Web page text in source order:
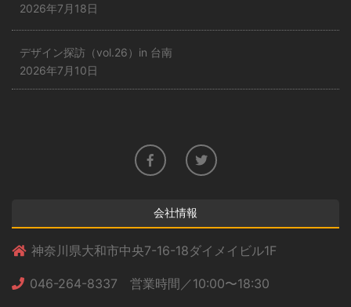
2026年7月18日
デザイン探訪（vol.26）in 台南
2026年7月10日
会社情報
神奈川県大和市中央7-16-18ダイメイビル1F
046-264-8337 営業時間／10:00〜18:30